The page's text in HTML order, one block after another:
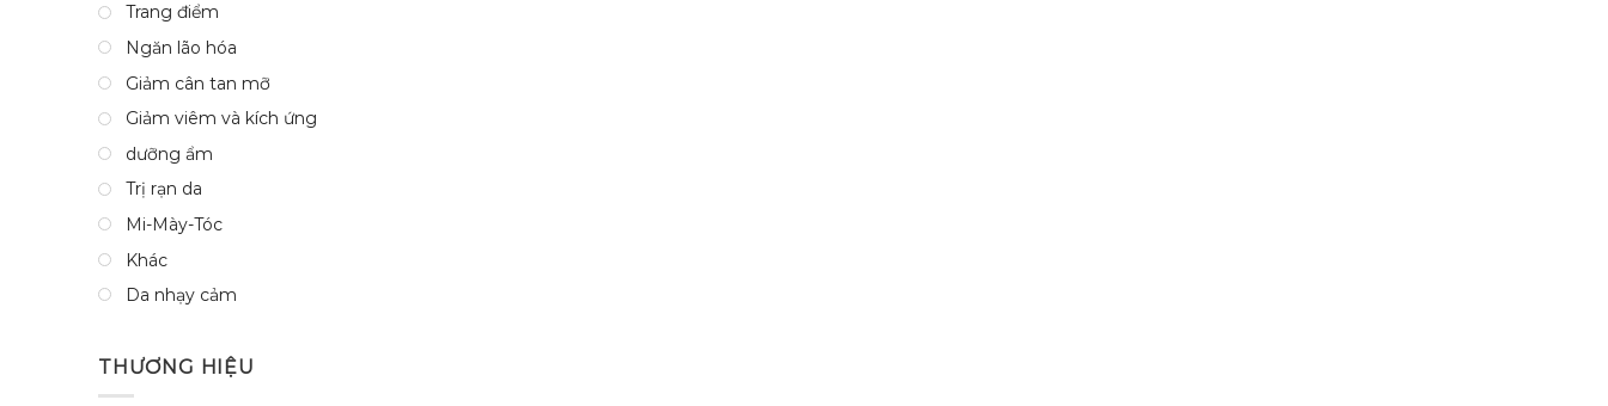
Trang điểm
Ngăn lão hóa
Giảm cân tan mỡ
Giảm viêm và kích ứng
dưỡng ẩm
Trị rạn da
Mi-Mày-Tóc
Khác
Da nhạy cảm
THƯƠNG HIỆU